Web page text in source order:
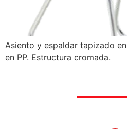
Asiento y espaldar tapizado
en PP. Estructura cromada.